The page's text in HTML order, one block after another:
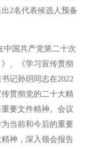
2名代表候选人预备
中国共产党第二十次
、《学习宣传贯彻
记孙玥同志在2022
贯彻党的二十大精
要文件精神。会议
当前和今后的重要
神，深入领会报告